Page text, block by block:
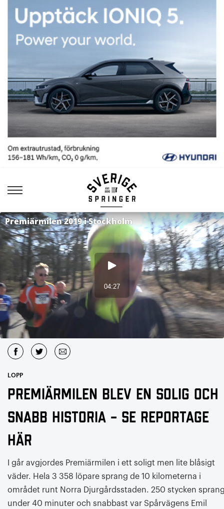
LOPP
Premiärmilen blev en solig och
snabb historia – se reportage
här
I går avgjordes Premiärmilen i ett soligt men lite blåsigt
väder. Hela 3 358 löpare sprang de 10 kilometerna i
området runt Norra Djurgårdsstaden. 250 stycken
under 40 minuter och snabbast var Spårvägens Emil